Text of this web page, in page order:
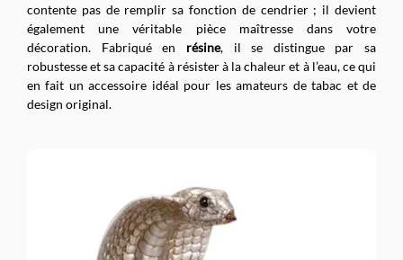
contente pas de remplir sa fonction de cendrier ; il devient
également une véritable pièce maîtresse dans votre
décoration. Fabriqué en résine, il se distingue par sa
robustesse et sa capacité à résister à la chaleur et à l’eau, ce qui
en fait un accessoire idéal pour les amateurs de tabac et de
design original.